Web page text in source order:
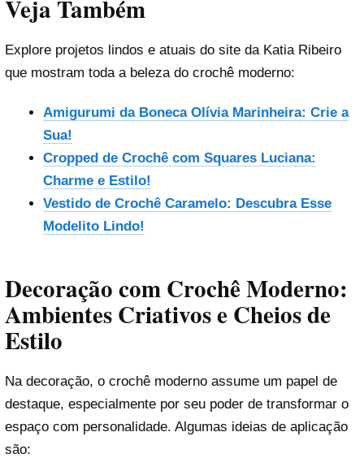
Veja Também
Explore projetos lindos e atuais do site da Katia Ribeiro
que mostram toda a beleza do crochê moderno:
Amigurumi da Boneca Olívia Marinheira: Crie a
Sua!
Cropped de Crochê com Squares Luciana:
Charme e Estilo!
Vestido de Crochê Caramelo: Descubra Esse
Modelito Lindo!
Decoração com Crochê Moderno:
Ambientes Criativos e Cheios de
Estilo
Na decoração, o crochê moderno assume um papel de
destaque, especialmente por seu poder de transformar o
espaço com personalidade. Algumas ideias de aplicação
são: